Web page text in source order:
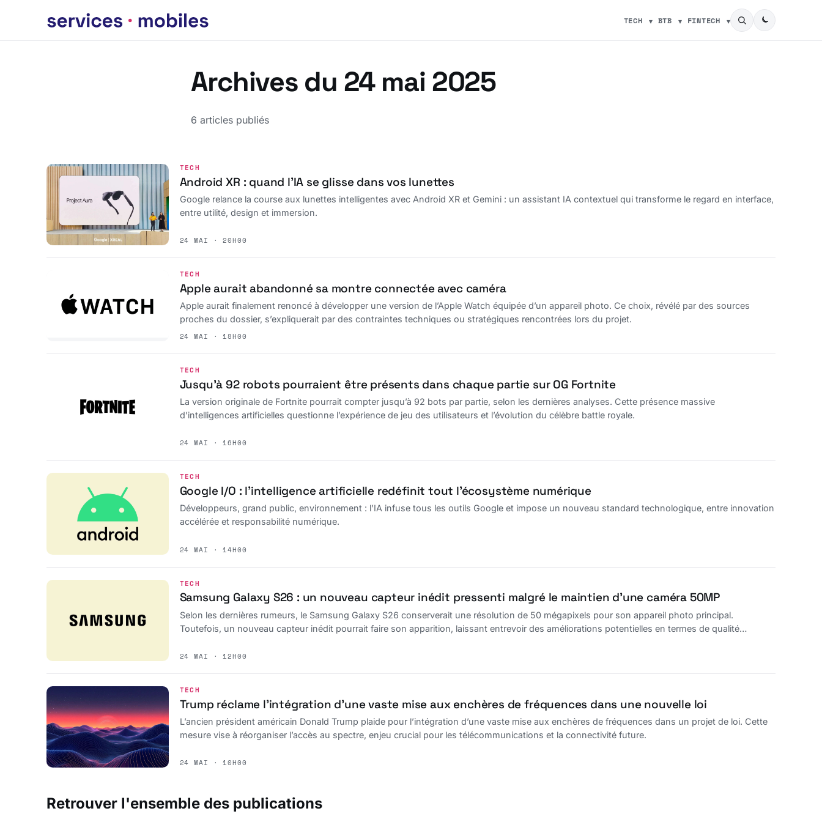
TECH BTB FINTECH
Archives du 24 mai 2025
6 articles publiés
TECH
Android XR : quand l’IA se glisse dans vos lunettes
Google relance la course aux lunettes intelligentes avec Android XR et Gemini : un assistant IA contextuel qui transforme le regard en interface,
entre utilité, design et immersion.
24 MAI · 20H00
TECH
Apple aurait abandonné sa montre connectée avec caméra
Apple aurait finalement renoncé à développer une version de l’Apple Watch équipée d’un appareil photo. Ce choix, révélé par des sources
proches du dossier, s’expliquerait par des contraintes techniques ou stratégiques rencontrées lors du projet.
24 MAI · 18H00
TECH
Jusqu’à 92 robots pourraient être présents dans chaque partie sur OG Fortnite
La version originale de Fortnite pourrait compter jusqu’à 92 bots par partie, selon les dernières analyses. Cette présence massive
d’intelligences artificielles questionne l’expérience de jeu des utilisateurs et l’évolution du célèbre battle royale.
24 MAI · 16H00
TECH
Google I/O : l’intelligence artificielle redéfinit tout l’écosystème numérique
Développeurs, grand public, environnement : l’IA infuse tous les outils Google et impose un nouveau standard technologique, entre innovation
accélérée et responsabilité numérique.
24 MAI · 14H00
TECH
Samsung Galaxy S26 : un nouveau capteur inédit pressenti malgré le maintien d’une caméra 50MP
Selon les dernières rumeurs, le Samsung Galaxy S26 conserverait une résolution de 50 mégapixels pour son appareil photo principal.
Toutefois, un nouveau capteur inédit pourrait faire son apparition, laissant entrevoir des améliorations potentielles en termes de qualité
24 MAI · 12H00
TECH
Trump réclame l’intégration d’une vaste mise aux enchères de fréquences dans une nouvelle loi
L’ancien président américain Donald Trump plaide pour l’intégration d’une vaste mise aux enchères de fréquences dans un projet de loi. Cette
mesure vise à réorganiser l’accès au spectre, enjeu crucial pour les télécommunications et la connectivité future.
24 MAI · 10H00
Retrouver l'ensemble des publications